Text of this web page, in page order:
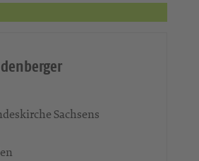
Sachsens